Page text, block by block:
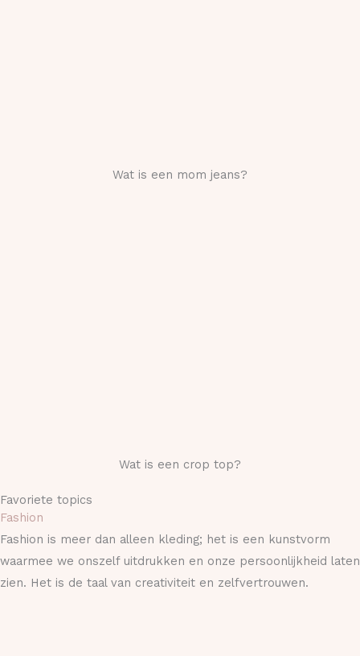
Wat is een mom jeans?
Wat is een crop top?
Favoriete topics
Fashion
Fashion is meer dan alleen kleding; het is een kunstvorm
waarmee we onszelf uitdrukken en onze persoonlijkheid laten
zien. Het is de taal van creativiteit en zelfvertrouwen.